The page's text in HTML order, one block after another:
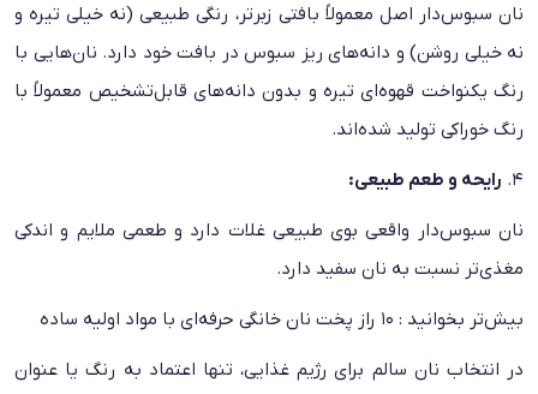
نان سبوس‌دار اصل معمولاً بافتی زبرتر، رنگی طبیعی (نه خیلی تیره و
نه خیلی روشن) و دانه‌های ریز سبوس در بافت خود دارد. نان‌هایی با
رنگ یکنواخت قهوه‌ای تیره و بدون دانه‌های قابل‌تشخیص معمولاً با
رنگ خوراکی تولید شده‌اند.
۴. رایحه و طعم طبیعی:
نان سبوس‌دار واقعی بوی طبیعی غلات دارد و طعمی ملایم و اندکی
مغذی‌تر نسبت به نان سفید دارد.
بیش‌تر بخوانید : 10 راز پخت نان خانگی حرفه‌ای با مواد اولیه ساده
در انتخاب نان سالم برای رژیم غذایی، تنها اعتماد به رنگ یا عنوان